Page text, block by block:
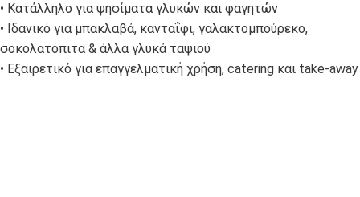
• Κατάλληλο για ψησίματα γλυκών και φαγητών
• Ιδανικό για μπακλαβά, κανταΐφι, γαλακτομπούρεκο,
σοκολατόπιτα & άλλα γλυκά ταψιού
• Εξαιρετικό για επαγγελματική χρήση, catering και take-away